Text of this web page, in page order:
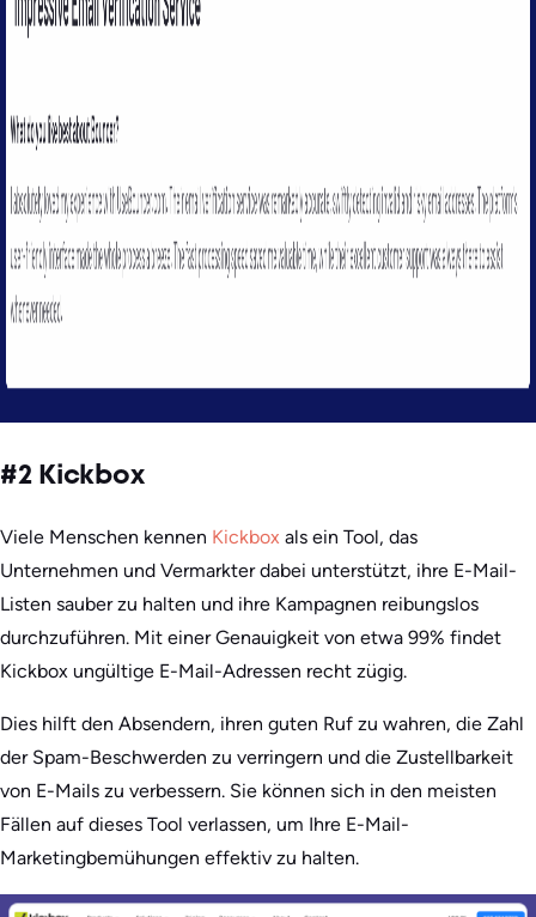
#2 Kickbox
Viele Menschen kennen Kickbox als ein Tool, das
Unternehmen und Vermarkter dabei unterstützt, ihre E-Mail-
Listen sauber zu halten und ihre Kampagnen reibungslos
durchzuführen. Mit einer Genauigkeit von etwa 99% findet
Kickbox ungültige E-Mail-Adressen recht zügig.
Dies hilft den Absendern, ihren guten Ruf zu wahren, die Zahl
der Spam-Beschwerden zu verringern und die Zustellbarkeit
von E-Mails zu verbessern. Sie können sich in den meisten
Fällen auf dieses Tool verlassen, um Ihre E-Mail-
Marketingbemühungen effektiv zu halten.